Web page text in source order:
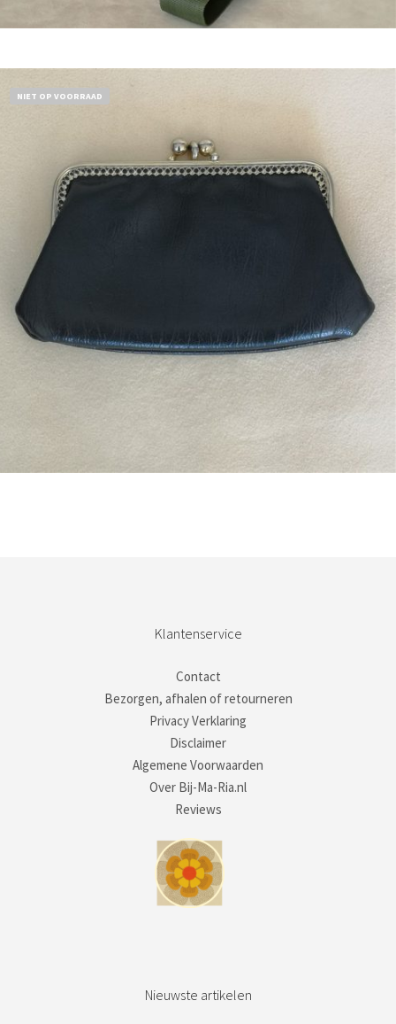
NIET OP VOORRAAD
Klantenservice
Contact
Bezorgen, afhalen of retourneren
Privacy Verklaring
Disclaimer
Algemene Voorwaarden
Over Bij-Ma-Ria.nl
Reviews
Nieuwste artikelen